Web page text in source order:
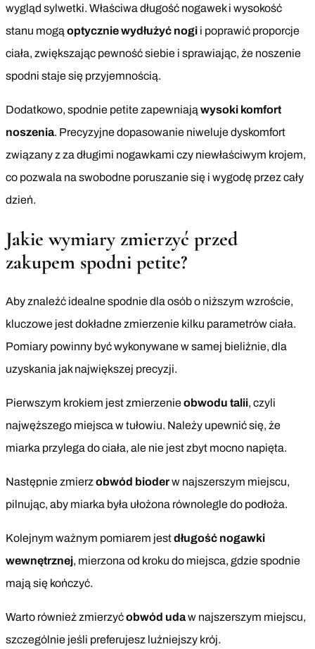
wygląd sylwetki. Właściwa długość nogawek i wysokość
stanu mogą optycznie wydłużyć nogi i poprawić proporcje
ciała, zwiększając pewność siebie i sprawiając, że noszenie
spodni staje się przyjemnością.
Dodatkowo, spodnie petite zapewniają wysoki komfort
noszenia. Precyzyjne dopasowanie niweluje dyskomfort
związany z za długimi nogawkami czy niewłaściwym krojem,
co pozwala na swobodne poruszanie się i wygodę przez cały
dzień.
Jakie wymiary zmierzyć przed
zakupem spodni petite?
Aby znaleźć idealne spodnie dla osób o niższym wzroście,
kluczowe jest dokładne zmierzenie kilku parametrów ciała.
Pomiary powinny być wykonywane w samej bieliźnie, dla
uzyskania jak największej precyzji.
Pierwszym krokiem jest zmierzenieobwodu talii, czyli
najwęższego miejsca w tułowiu. Należy upewnić się, że
miarka przylega do ciała, ale nie jest zbyt mocno napięta.
Następnie zmierz obwód bioderw najszerszym miejscu,
pilnując, aby miarka była ułożona równolegle do podłoża.
Kolejnym ważnym pomiarem jestdługość nogawki
wewnętrznej, mierzona od kroku do miejsca, gdzie spodnie
mają się kończyć.
Warto również zmierzyćobwód udaw najszerszym miejscu,
szczególnie jeśli preferujesz luźniejszy krój.